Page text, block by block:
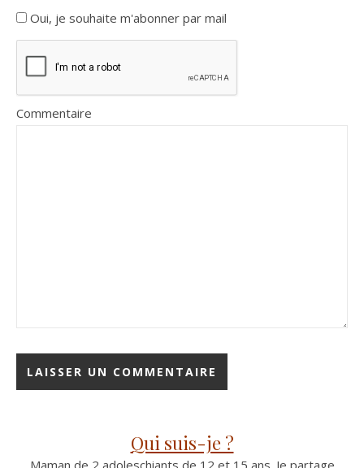
Oui, je souhaite m'abonner par mail
Commentaire
Qui suis-je ?
Maman de 2 adoleschiants de 12 et 15 ans. Je partage